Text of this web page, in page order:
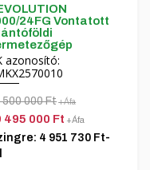
24FG Vontatott
azonosító:
500 000 Ft+Áfa
495 000 Ft +Áfa
4 951 730 Ft-